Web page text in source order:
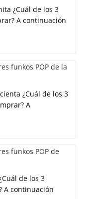
¿Cuál de los 3
A continuación
¿Cuál de los 3
A
de los 3
A continuación